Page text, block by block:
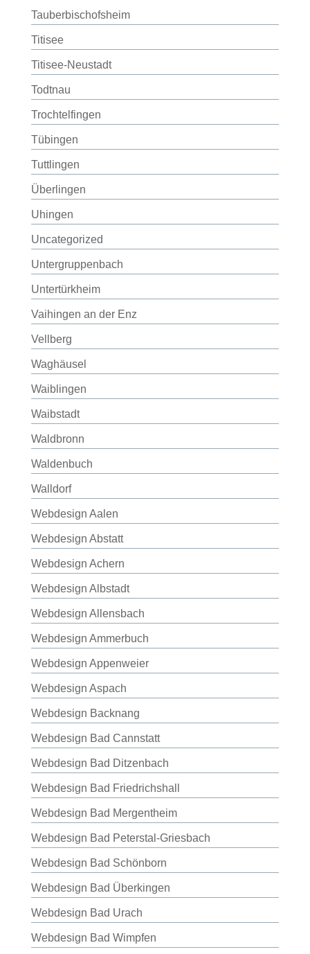
Tauberbischofsheim
Titisee
Titisee-Neustadt
Todtnau
Trochtelfingen
Tübingen
Tuttlingen
Überlingen
Uhingen
Uncategorized
Untergruppenbach
Untertürkheim
Vaihingen an der Enz
Vellberg
Waghäusel
Waiblingen
Waibstadt
Waldbronn
Waldenbuch
Walldorf
Webdesign Aalen
Webdesign Abstatt
Webdesign Achern
Webdesign Albstadt
Webdesign Allensbach
Webdesign Ammerbuch
Webdesign Appenweier
Webdesign Aspach
Webdesign Backnang
Webdesign Bad Cannstatt
Webdesign Bad Ditzenbach
Webdesign Bad Friedrichshall
Webdesign Bad Mergentheim
Webdesign Bad Peterstal-Griesbach
Webdesign Bad Schönborn
Webdesign Bad Überkingen
Webdesign Bad Urach
Webdesign Bad Wimpfen